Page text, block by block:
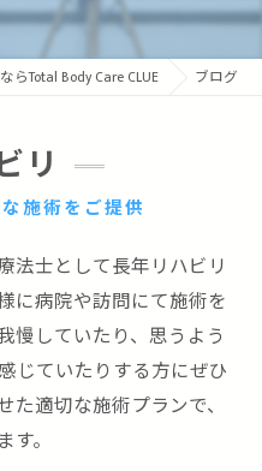
らTotal Body Care CLUE ブログ
リ
施術をご提供
法士として長年リハビリ
に病院や訪問にて施術を
慢していたり、思うよう
じていたりする方にぜひ
適切な施術プランで、
。